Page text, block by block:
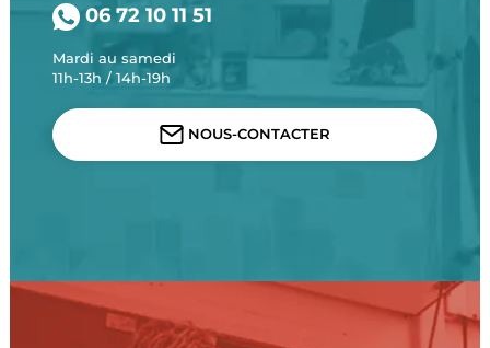
06 72 10 11 51
Mardi au samedi
11h-13h / 14h-19h
NOUS-CONTACTER